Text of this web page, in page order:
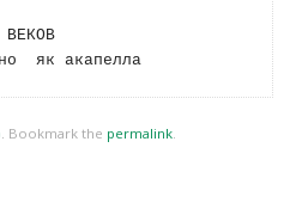
: 1раз,  дуже повільно  як акапелла
. Bookmark the permalink.